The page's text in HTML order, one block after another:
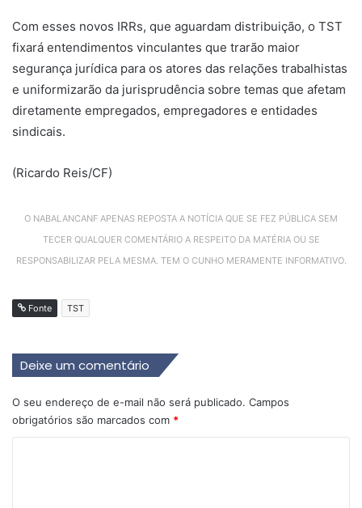
Com esses novos IRRs, que aguardam distribuição, o TST
fixará entendimentos vinculantes que trarão maior
segurança jurídica para os atores das relações trabalhistas
e uniformizarão da jurisprudência sobre temas que afetam
diretamente empregados, empregadores e entidades
sindicais.
(Ricardo Reis/CF)
O NABALANCANF APENAS REPOSTA A NOTÍCIA QUE SE FEZ PÚBLICA SEM
TECER QUALQUER COMENTÁRIO A RESPEITO DA MATÉRIA OU SE
RESPONSABILIZAR PELA MESMA. TEM O CUNHO MERAMENTE INFORMATIVO.
Fonte TST
Deixe um comentário
O seu endereço de e-mail não será publicado. Campos
obrigatórios são marcados com *